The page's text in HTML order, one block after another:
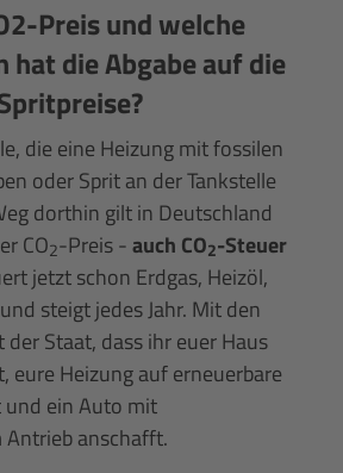
Preis und welche
hat die Abgabe auf die
die eine Heizung mit fossilen
oder Sprit an der Tankstelle
dorthin gilt in Deutschland
CO2-Preis -auch CO2-Steuer
jetzt schon Erdgas, Heizöl,
steigt jedes Jahr. Mit den
Staat, dass ihr euer Haus
eure Heizung auf erneuerbare
ein Auto mit
anschafft.